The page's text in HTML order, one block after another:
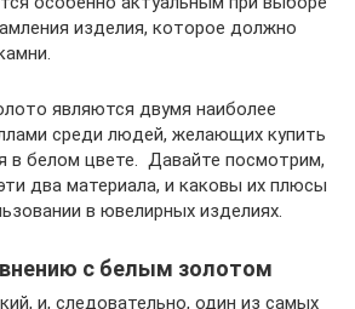
изделия, которое должно
являются двумя наиболее
среди людей, желающих купить
в белом цвете. Давайте посмотрим,
два материала, и каковы их плюсы
в ювелирных изделиях.
с белым золотом
и, следовательно, один из самых